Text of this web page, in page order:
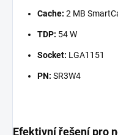
Cache: 2 MB
TDP: 54 W
Socket: LGA1151
PN: SR3W4
Efektivní řešení pro